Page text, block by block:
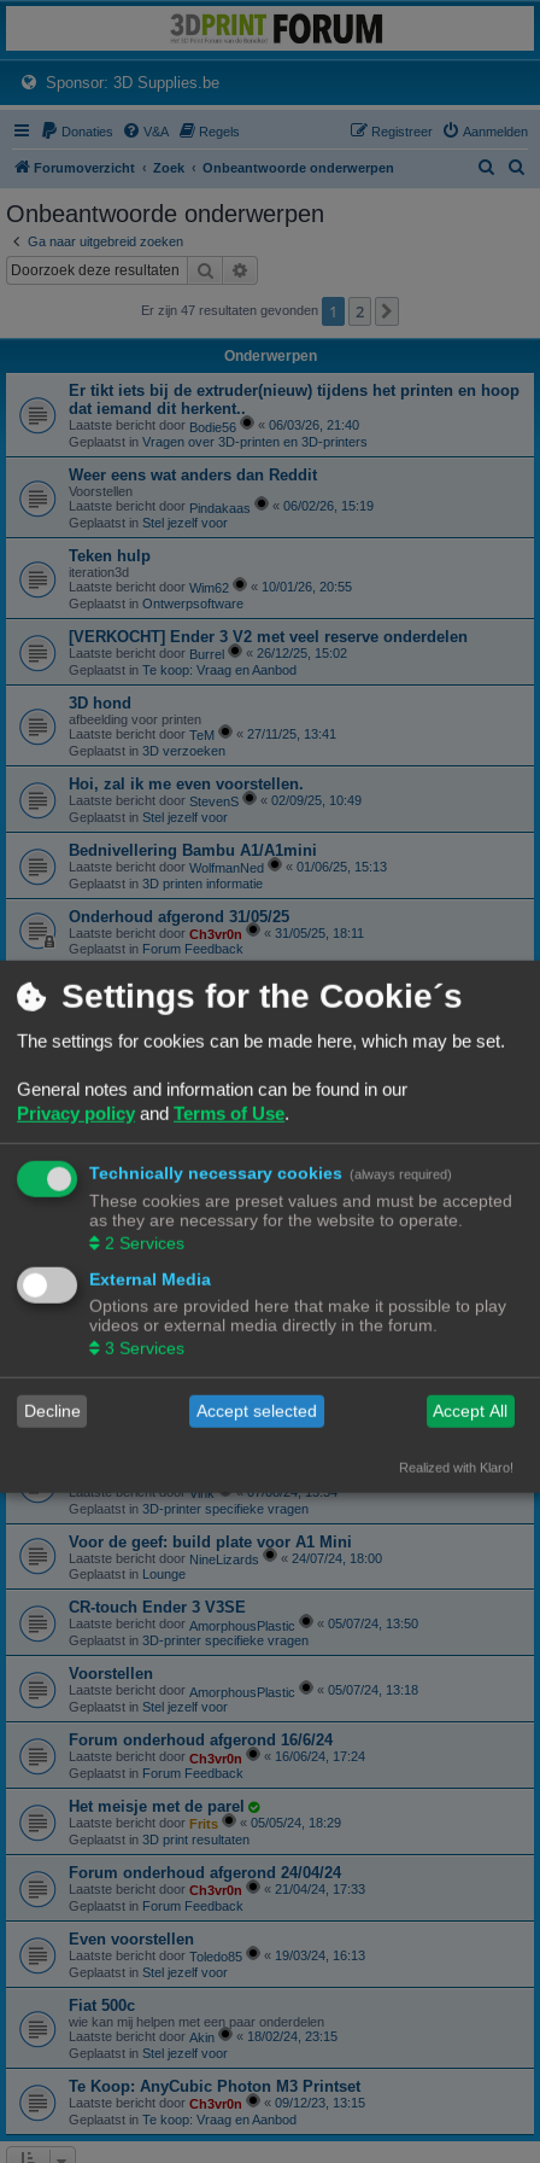
Het 3D print forum van de Benelux na de sluiting van 3dprintforum.nl
Sponsor: 3D Supplies.be(Opens a new tab)
Donaties V&A Regels Aanmelden
Registreer
Forumoverzicht Zoek Onbeantwoorde onderwerpen
Onbeantwoorde onderwerpen
Ga naar uitgebreid zoeken
Zoek
Er zijn 47 resultaten gevonden 1 2
Onderwerpen
Er tikt iets bij de extruder(nieuw) tijdens het printen en hoop
dat iemand dit herkent..
Laatste bericht door Bodie56 « 06/03/26, 21:40
Geplaatst in Vragen over 3D-printen en 3D-printers
Weer eens wat anders dan Reddit
Voorstellen
Laatste bericht door Pindakaas « 06/02/26, 15:19
Geplaatst in Stel jezelf voor
Teken hulp
iteration3d
Laatste bericht door Wim62 « 10/01/26, 20:55
Geplaatst in Ontwerpsoftware
[VERKOCHT] Ender 3 V2 met veel reserve onderdelen
Laatste bericht door Burrel « 26/12/25, 15:02
Geplaatst in Te koop: Vraag en Aanbod
3D hond
afbeelding voor printen
Laatste bericht door TeM « 27/11/25, 13:41
Geplaatst in 3D verzoeken
Hoi, zal ik me even voorstellen.
Laatste bericht door StevenS « 02/09/25, 10:49
Geplaatst in Stel jezelf voor
Bednivellering Bambu A1/A1mini
Laatste bericht door WolfmanNed « 01/06/25, 15:13
Geplaatst in 3D printen informatie
Onderhoud afgerond 31/05/25
Laatste bericht door Ch3vr0n « 31/05/25, 18:11
Geplaatst in Forum Feedback
Sunlu S4: Nieuwstaat
Laatste bericht doorCh3vr0n
11/01/25, 18:06
Te koop: Vraag en Aanbod
Anycubic Viper extruder.
Geplaatst in
3D-printer specifieke vragen
canbus (Ebb42/U2C) opgelost probleem
Geplaatst inKlipper
Forum onderhoud afgerond 08/09/24
phppbb update 3.3.13
Laatste bericht door Ch3vr0n «08/09/24, 13:06
Geplaatst in Forum Feedback
Laatste bericht doorJansC
Geplaatst in
Moeilijk filament (qua bed adhesie)
Laatste bericht door
ROG STRIX Scope DELUXE RGB Toetsenbord
Laatste bericht door Ch3vr0n « 12/08/24, 21:04
Geplaatst in
Te koop: Vraag en Aanbod
Laatste bericht doorVink «07/08/24, 15:54
Geplaatst in 3D-printer specifieke vragen
Voor de geef: build plate voor A1 Mini
Laatste bericht door NineLizards « 24/07/24, 18:00
Geplaatst in Lounge
CR-touch Ender 3 V3SE
Laatste bericht door AmorphousPlastic « 05/07/24, 13:50
Geplaatst in 3D-printer specifieke vragen
Voorstellen
Laatste bericht door AmorphousPlastic « 05/07/24, 13:18
Geplaatst in Stel jezelf voor
Forum onderhoud afgerond 16/6/24
Laatste bericht door Ch3vr0n « 16/06/24, 17:24
Geplaatst in Forum Feedback
Het meisje met de parel
Laatste bericht door Frits « 05/05/24, 18:29
Geplaatst in 3D print resultaten
Forum onderhoud afgerond 24/04/24
Laatste bericht door Ch3vr0n « 21/04/24, 17:33
Geplaatst in Forum Feedback
Even voorstellen
Laatste bericht door Toledo85 « 19/03/24, 16:13
Geplaatst in Stel jezelf voor
Fiat 500c
wie kan mij helpen met een paar onderdelen
Laatste bericht door Akin « 18/02/24, 23:15
Geplaatst in Stel jezelf voor
Te Koop: AnyCubic Photon M3 Printset
Laatste bericht door Ch3vr0n « 09/12/23, 13:15
Geplaatst in Te koop: Vraag en Aanbod
Settings for the Cookie´s
The settings for cookies can be made here, which may be set.
General notes and information can be found in our
Privacy policy and Terms of Use.
Technically necessary cookies (always required)
These cookies are preset values and must be accepted
as they are necessary for the website to operate.
2 Services
External Media
Options are provided here that make it possible to play
videos or external media directly in the forum.
3 Services
Decline Accept selected Accept All
Realized with Klaro!